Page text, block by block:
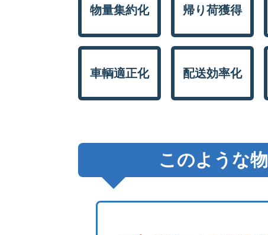
物量集約化 帰り荷獲得
車輌適正化 配送効率化
このような